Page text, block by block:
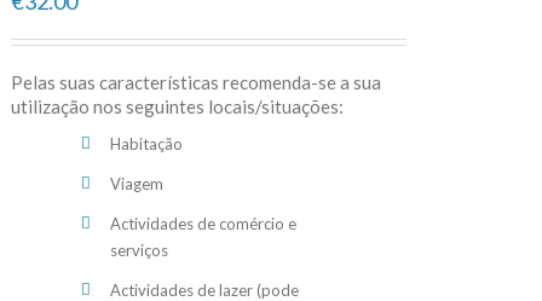
Pelas suas características recomenda-se a sua
utilização nos seguintes locais/situações:
Habitação
Viagem
Actividades de comércio e
serviços
Actividades de lazer (pode